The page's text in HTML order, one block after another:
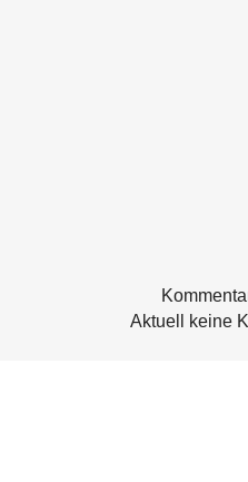
Aktuell keine